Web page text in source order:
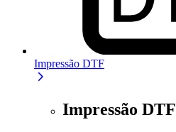
Impressão DTF
Impressão DTF